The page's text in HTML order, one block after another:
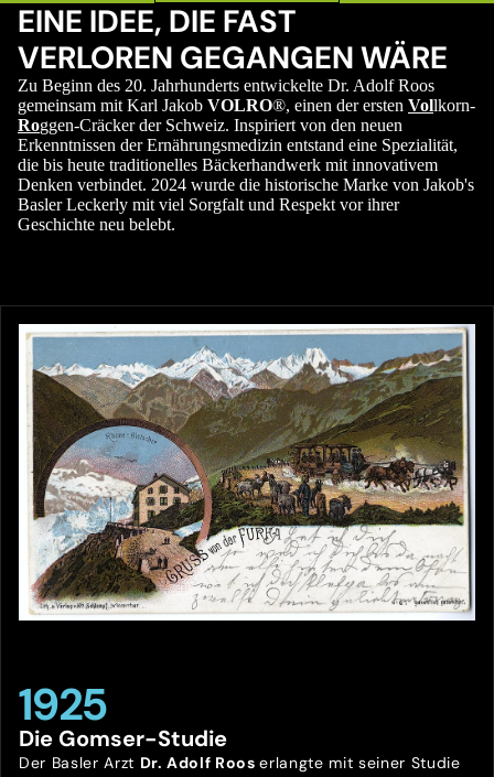
EINE IDEE, DIE FAST
VERLOREN GEGANGEN WÄRE
Zu Beginn des 20. Jahrhunderts entwickelte Dr. Adolf Roos
gemeinsam mit Karl Jakob VOLRO®, einen der ersten Vollkorn-
Roggen-Cräcker der Schweiz. Inspiriert von den neuen
Erkenntnissen der Ernährungsmedizin entstand eine Spezialität,
die bis heute traditionelles Bäckerhandwerk mit innovativem
Denken verbindet. 2024 wurde die historische Marke von Jakob's
Basler Leckerly mit viel Sorgfalt und Respekt vor ihrer
Geschichte neu belebt.
1925
Die Gomser-Studie
Der Basler Arzt Dr. Adolf Rooserlangte mit seiner Studie